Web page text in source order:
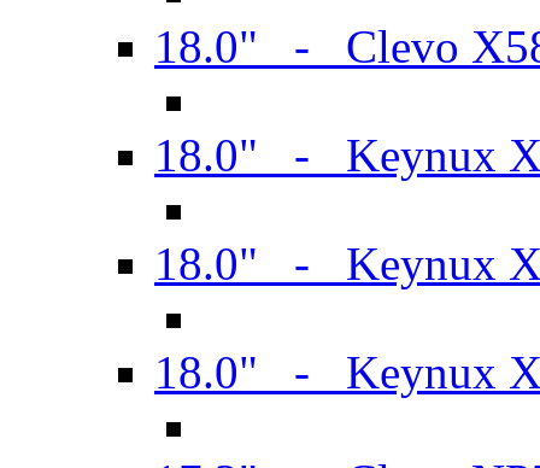
18.0" - Clevo
18.0" - Keynux
18.0" - Keynux
18.0" - Keynux